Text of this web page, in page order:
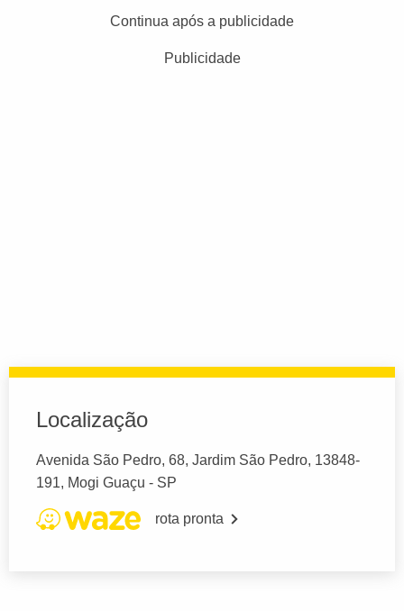
Continua após a publicidade
Publicidade
Localização
Avenida São Pedro, 68, Jardim São Pedro, 13848-
191, Mogi Guaçu - SP
rota pronta